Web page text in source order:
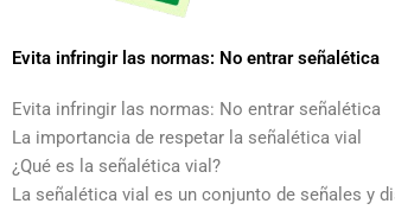
Evita infringir las normas: No entrar señalética
Evita infringir las normas: No entrar señalética
La importancia de respetar la señalética vial
¿Qué es la señalética vial?
La señalética vial es un conjunto de señales y